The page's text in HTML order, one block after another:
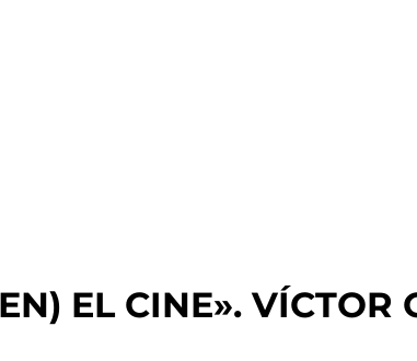
EL CINE».